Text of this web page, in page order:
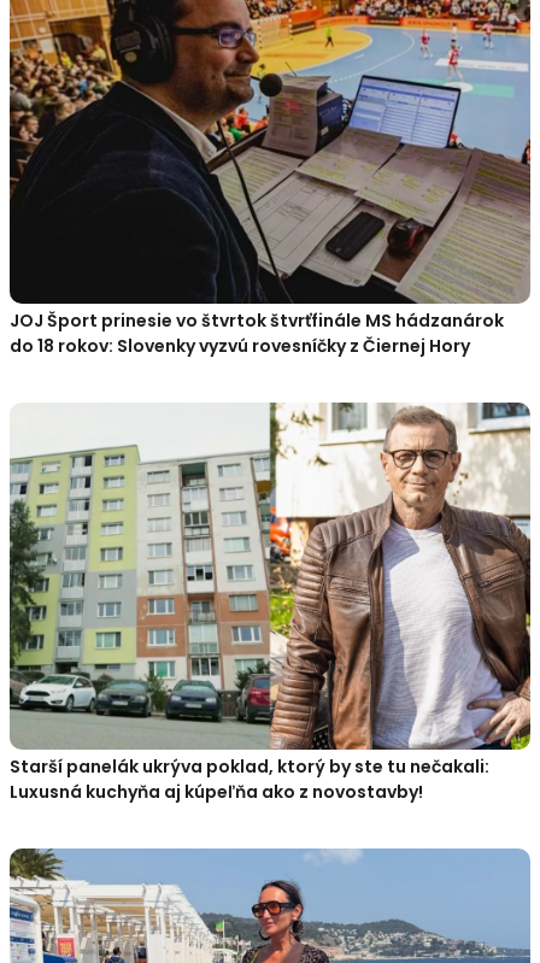
JOJ Šport prinesie vo štvrtok štvrťfinále MS hádzanárok
do 18 rokov: Slovenky vyzvú rovesníčky z Čiernej Hory
Starší panelák ukrýva poklad, ktorý by ste tu nečakali:
Luxusná kuchyňa aj kúpeľňa ako z novostavby!